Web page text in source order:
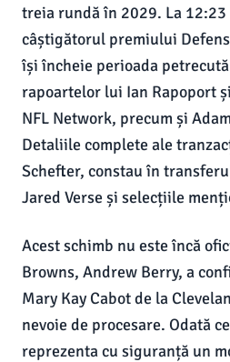
treia rundă în 2029. La
câștigătorul premiului
își încheie perioada
rapoartelor lui Ian Rapoport
NFL Network, precum și
Detaliile complete ale
Schefter, constau în
Jared Verse și selecțiile
Acest schimb nu este încă
Browns, Andrew Berry, a
Mary Kay Cabot de la
nevoie de procesare. Odată
reprezenta cu siguranță un